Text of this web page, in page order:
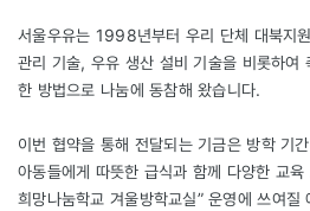
서울우유는 1998년부터 우리 단체 대북지
관리 기술, 우유 생산 설비 기술을 비롯하여
한 방법으로 나눔에 동참해 왔습니다.
이번 협약을 통해 전달되는 기금은 방학 기
아동들에게 따뜻한 급식과 함께 다양한 교
희망나눔학교 겨울방학교실” 운영에 쓰여질